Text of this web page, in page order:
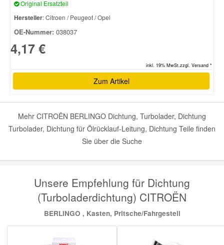
Original Ersatzteil
Hersteller: Citroen / Peugeot / Opel
OE-Nummer: 038037
4,17 €
inkl. 19% MwSt.zzgl. Versand *
Zum Artikel
Mehr CITROËN BERLINGO Dichtung, Turbolader, Dichtung
Turbolader, Dichtung für Ölrücklauf-Leitung, Dichtung Teile finden
Sie über die Suche
Unsere Empfehlung für Dichtung
(Turboladerdichtung) CITROËN
BERLINGO , Kasten, Pritsche/Fahrgestell